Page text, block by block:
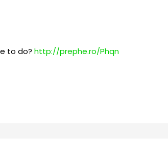
to do?http://prephe.ro/Phqn